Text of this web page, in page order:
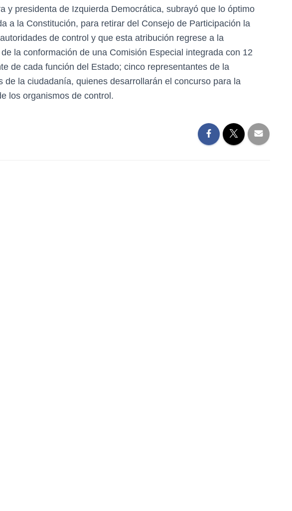
y presidenta de Izquierda Democrática, subrayó que lo óptimo
a la Constitución, para retirar del Consejo de Participación la
de control y que esta atribución regrese a la
la conformación de una Comisión Especial integrada con 12
de cada función del Estado; cinco representantes de la
de la ciudadanía, quienes desarrollarán el concurso para la
los organismos de control.